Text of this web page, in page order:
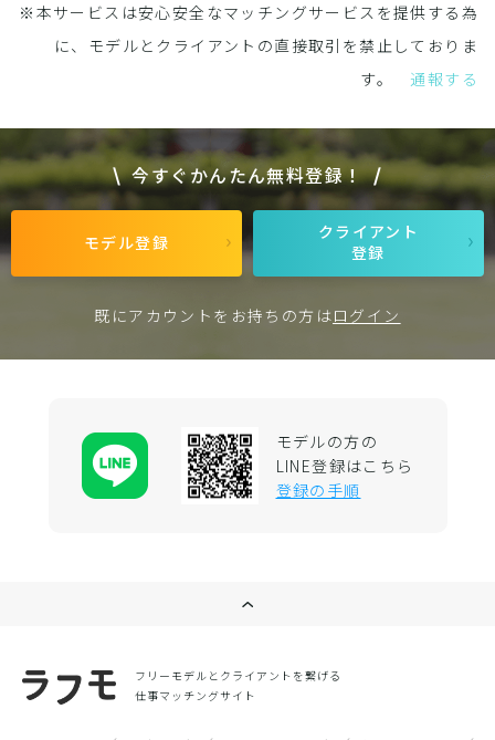
※本サービスは安心安全なマッチングサービスを提供する為
に、モデルとクライアントの直接取引を禁止しておりま
す。通報する
今すぐかんたん無料登録！
モデル登録
クライアント
登録
既にアカウントをお持ちの方はログイン
モデルの方の
LINE登録はこちら
登録の手順
フリーモデルとクライアントを繋げる
仕事マッチングサイト